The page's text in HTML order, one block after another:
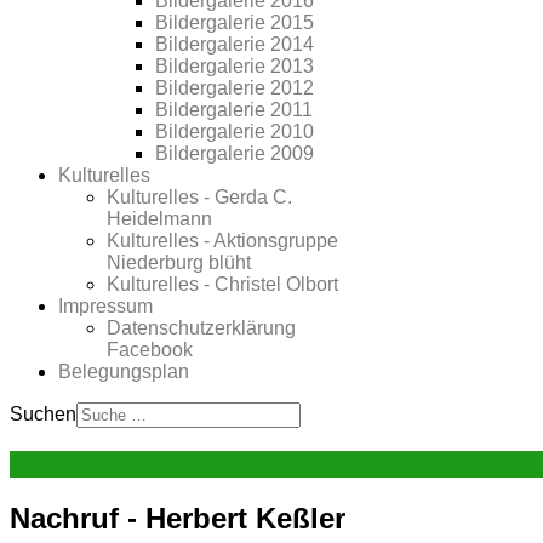
Bildergalerie 2015
Bildergalerie 2014
Bildergalerie 2013
Bildergalerie 2012
Bildergalerie 2011
Bildergalerie 2010
Bildergalerie 2009
Kulturelles
Kulturelles - Gerda C.
Heidelmann
Kulturelles - Aktionsgruppe
Niederburg blüht
Kulturelles - Christel Olbort
Impressum
Datenschutzerklärung
Facebook
Belegungsplan
Suchen
Nachruf - Herbert Keßler